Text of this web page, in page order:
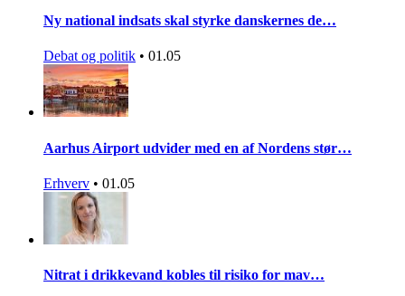
Ny national indsats skal styrke danskernes de…
Debat og politik • 01.05
Aarhus Airport udvider med en af Nordens stør…
Erhverv • 01.05
Nitrat i drikkevand kobles til risiko for mav…